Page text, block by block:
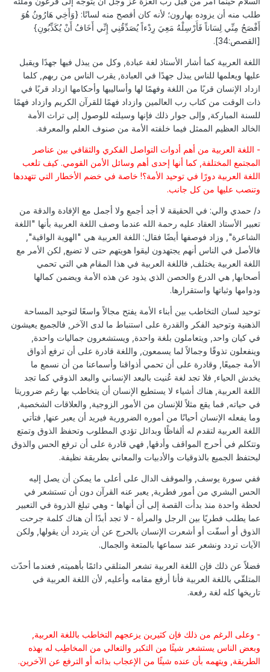
طلب منه أن يزوده بهارون؛ لأنه كان أفصح منه لسانًا: {وَأَخِي هَارُونُ هُوَ
أَفْصَحُ مِنِّي لِسَاناً فَأَرْسِلْهُ مَعِيَ رِدْءاً يُصَدِّقُنِي إِنِّي أَخَافُ أَنْ يُكَذِّبُونِ}
[القصص:34].
اللغة العربية كما أشار الأستاذ لغة عبادة, وكل من يبذل فيها جهدًا ويقبل
عليها ويعلمها للناس يبذل جهدًا في العبادة, يقرب الناس من ربهم, كلما
ازداد الإنسان قربًا من اللغة وفهمًا لها وأساليبها وأحكامها ازداد قربًا في
ذات الوقت من كتاب رب العالمين وازداد فهمًا للقرآن الكريم وازداد فهمًا
للسنة المباركة, وإلى جوار ذلك فإنها وسيلته للوصول إلى تراث الأمة
الخالد العظيم الممثل فيما خلفته الأمة من صنوف العلم والمعرفة.
- اللغة العربية من أهم أدوات التواصل الفكري والثقافي بين عناصر
المجتمع المختلفة, كما أنها إحدى أهم وسائل الأمن القومي. كيف تلعب
اللغة العربية دورًا في توحيد الأمة؟! خاصة في خضم الأخطار التي تتهددها
وتنصب عليها من كل جانب.
د/ حمدي والي: في الحقيقة لا أجد أجمع ولا أجمل مع الإفادة والدقة من
تعبير الأستاذ العقاد عليه رحمة الله عندما وصف اللغة العربية بأنها "اللغة
الشاعرة", وزاد فوصفها أيضًا فقال: اللغة العربية هي "الهوية الواقية",
فالأصل في الناس أنهم يجتهدون ليقوا هويتهم حتى لا تضيع, لكن الأمر مع
اللغة العربية يختلف, فاللغة العربية في هذا المقام هي التي تحمي
أصحابها, هي الدرع والحصن الذي يذود عن هذه الأمة ويضمن كمالها
ودوامها وثباتها واستقرارها.
توحيد لسان التخاطب بين أبناء الأمة يفتح مجالاً واسعًا لتوحيد المساحة
الذهنية وتوحيد الفكر والقدرة على استنباط ما لدى الآخر, فالجميع يعيشون
في كيان واحد, ويتعاملون بلغة واحدة, ويستشعرون جماليات واحدة,
وينفعلون تذوقًا وجمالاً لما يسمعون, واللغة قادرة على أن ترفع أذواق
الأمة جميعًا, وقادرة على أن تحمي أذواقنا وأسماعنا من أن نسمع ما
يخدش الحياء, فلا تجد لغة عُنيت بالبعد الإنساني والبعد الذوقي كما تجد
اللغة العربية, هناك أشياء لا يستطيع الإنسان أن يتخاطب بها رغم ضروريتا
في حياته, فما يقع مثلاً للإنسان من الأمور الزوجية, والعلاقات الشخصية,
وما يفعله الإنسان أحيانًا من أموره الضرورية فيريد أن يعبر عنها, فتأتي
اللغة العربية لتقدم له ألفاظًا وبدائل تؤدي المطلوب وتحفظ الذوق وتمتع
وتتكلم في أحرج المواقف وأدقها, فهي قادرة على أن ترفع الحس والذوق
ليحتفظ الجميع بالذوقيات والأدبيات والمعاني بطريقة نظيفة.
ففي سورة يوسف, والموقف الدال على أعلى ما يمكن أن يصل إليه
الحس البشري من أمور فطرية, يعبر عنه القرآن دون أن تستشعر في
لحظة واحدة منذ بدأت القصة إلى أن أنهاها - وهي تبلغ الذروة في التعبير
عما يطلب فطريًا بين الرجل والمرأة - لا تجد أبدًا أن هناك كلمة جرحت
الذوق أو أسفّت أو أشعرت الإنسان بالحرج عن أن يتردد أن يقولها, ولكن
الآيات تردد ونشعر عند سماعها بالمتعة والجمال.
فضلاً عن ذلك فإن اللغة العربية تشعر المتلقي دائمًا بأهميته, فعندما أحدّث
المتلقّي باللغة العربية فأنا أرفع مقامه وأعليه, لأن اللغة العربية في
تاريخها كله لغة رفعة.
- وعلى الرغم من ذلك فإن كثيرين يزعجهم التخاطب باللغة العربية,
وبعض الناس يستشعر شيئًا من التكبر والتعالي من المخاطِب له بهذه
الطريقة, ويتهمه بأن عنده شيئًا من الإعجاب بذاته أو الترفع عن الآخرين.